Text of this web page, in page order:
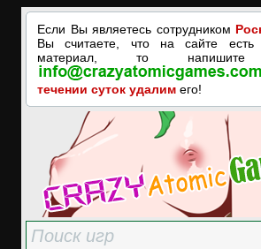
Если Вы являетесь сотрудником
Вы считаете, что на сайте есть
материал, то
течении суток удалим его!